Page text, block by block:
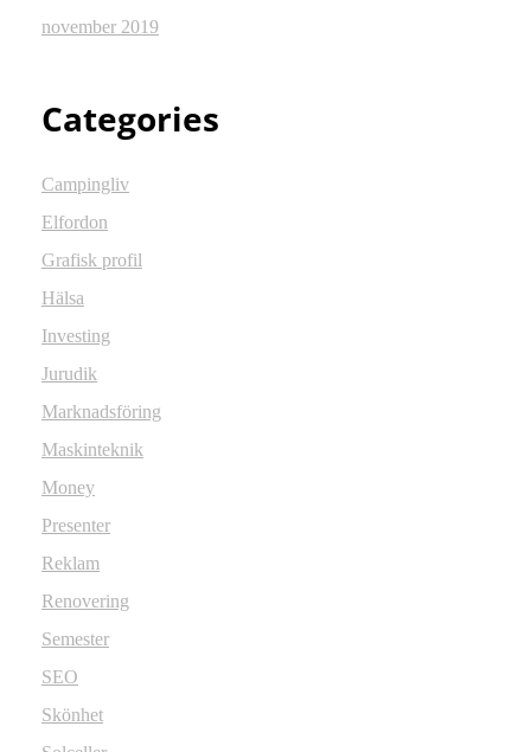
november 2019
Categories
Campingliv
Elfordon
Grafisk profil
Hälsa
Investing
Jurudik
Marknadsföring
Maskinteknik
Money
Presenter
Reklam
Renovering
Semester
SEO
Skönhet